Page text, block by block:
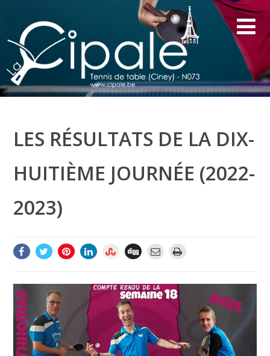
LES RÉSULTATS DE LA DIX-
HUITIÈME JOURNÉE (2022-
2023)